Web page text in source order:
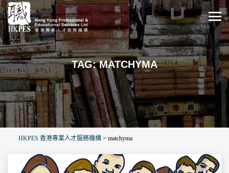
TAG: MATCHYMA
HKPES 香港專業人才服務機構 > matchyma